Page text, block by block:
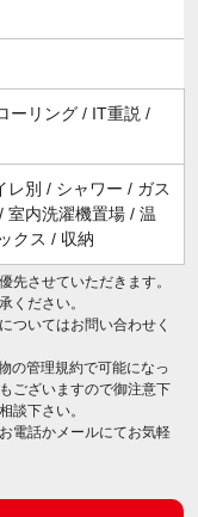
ーリング / IT重説 /
レ別 / シャワー / ガス
室内洗濯機置場 / 温
クス / 収納
させていただきます。
ください。
ついてはお問い合わせく
の管理規約で可能になっ
ございますので御注意下
談下さい。
電話かメールにてお気軽